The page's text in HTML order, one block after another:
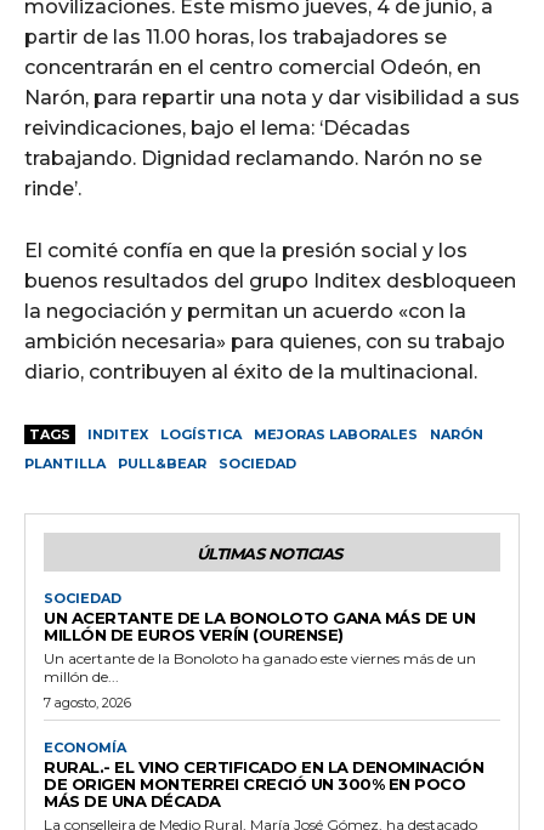
movilizaciones. Este mismo jueves, 4 de junio, a
partir de las 11.00 horas, los trabajadores se
concentrarán en el centro comercial Odeón, en
Narón, para repartir una nota y dar visibilidad a sus
reivindicaciones, bajo el lema: ‘Décadas
trabajando. Dignidad reclamando. Narón no se
rinde’.
El comité confía en que la presión social y los
buenos resultados del grupo Inditex desbloqueen
la negociación y permitan un acuerdo «con la
ambición necesaria» para quienes, con su trabajo
diario, contribuyen al éxito de la multinacional.
TAGS INDITEX LOGÍSTICA MEJORAS LABORALES
NARÓN
PLANTILLA
PULL&BEAR SOCIEDAD
ÚLTIMAS NOTICIAS
SOCIEDAD
UN ACERTANTE DE LA BONOLOTO GANA MÁS DE UN
MILLÓN DE EUROS VERÍN (OURENSE)
Un acertante de la Bonoloto ha ganado este viernes más de un
millón de...
7 agosto, 2026
ECONOMÍA
RURAL.- EL VINO CERTIFICADO EN LA DENOMINACIÓN
DE ORIGEN MONTERREI CRECIÓ UN 300% EN POCO
MÁS DE UNA DÉCADA
La conselleira de Medio Rural, María José Gómez, ha destacado